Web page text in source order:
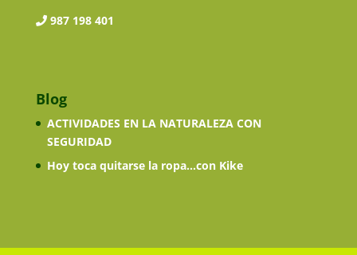
987 198 401
Blog
ACTIVIDADES EN LA NATURALEZA CON
SEGURIDAD
Hoy toca quitarse la ropa…con Kike